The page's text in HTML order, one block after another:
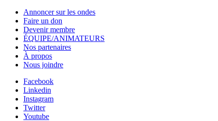
Annoncer sur les ondes
Faire un don
Devenir membre
ÉQUIPE/ANIMATEURS
Nos partenaires
À propos
Nous joindre
Facebook
Linkedin
Instagram
Twitter
Youtube